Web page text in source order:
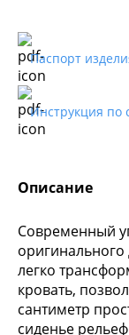
Описание
Современный
легко
кровать,
сантиметр
сиденье
Паспорт
Инструкция по